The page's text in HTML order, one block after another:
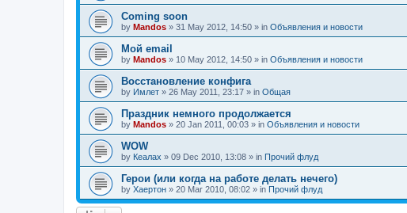
Coming soon
by Mandos » 31 May 2012, 14:50 » in Объявления и новости
Мой email
by Mandos » 10 May 2012, 14:50 » in Объявления и новости
Восстановление конфига
by Имлет » 26 May 2011, 23:17 » in Общая
Праздник немного продолжается
by Mandos » 20 Jan 2011, 00:03 » in Объявления и новости
WOW
by Кеалах » 09 Dec 2010, 13:08 » in Прочий флуд
Герои (или когда на работе делать нечего)
by Хаертон » 20 Mar 2010, 08:02 » in Прочий флуд